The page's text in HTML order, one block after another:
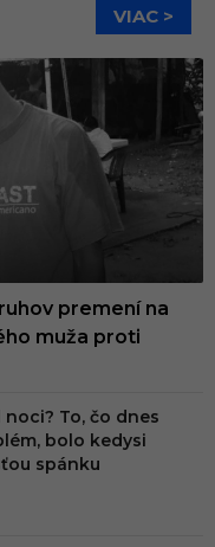
VIAC >
premení na
muža proti
To, čo dnes
bolo kedysi
spánku